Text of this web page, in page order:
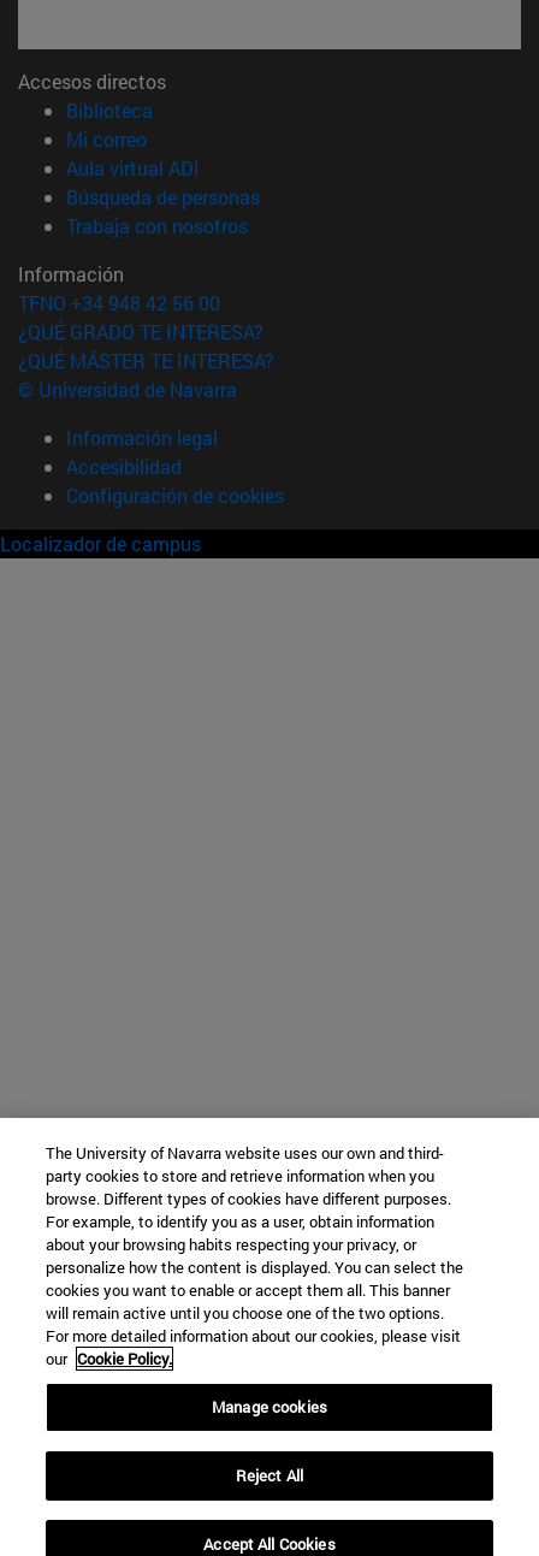
Accesos directos
Biblioteca
Mi correo(abre en nueva ventana)
Aula virtual ADI
Búsqueda de personas(abre en nueva ventana)
Trabaja con nosotros(abre en nueva ventana)
Información
TFNO +34 948 42 56 00
¿QUÉ GRADO TE INTERESA?
¿QUÉ MÁSTER TE INTERESA?
© Universidad de Navarra
Información legal
Accesibilidad
Configuración de cookies
Localizador de campus
The University of Navarra website uses our own and third-
party cookies to store and retrieve information when you
browse. Different types of cookies have different purposes.
For example, to identify you as a user, obtain information
about your browsing habits respecting your privacy, or
personalize how the content is displayed. You can select the
cookies you want to enable or accept them all. This banner
will remain active until you choose one of the two options.
For more detailed information about our cookies, please visit
our Cookie Policy.
Manage cookies
Reject All
Accept All Cookies